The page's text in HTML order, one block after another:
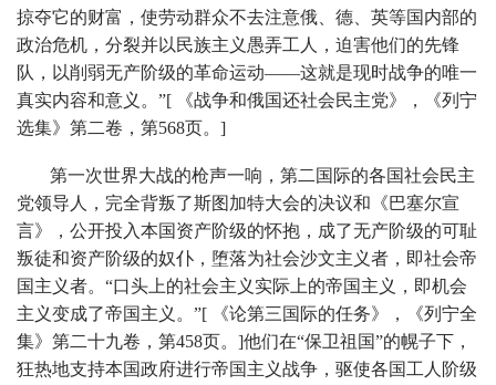
掠夺它的财富，使劳动群众不去注意俄、德、英等国内部的
政治危机，分裂并以民族主义愚弄工人，迫害他们的先锋
队，以削弱无产阶级的革命运动——这就是现时战争的唯一
真实内容和意义。”[ 《战争和俄国还社会民主党》，《列宁
选集》第二卷，第568页。]
第一次世界大战的枪声一响，第二国际的各国社会民主
党领导人，完全背叛了斯图加特大会的决议和《巴塞尔宣
言》，公开投入本国资产阶级的怀抱，成了无产阶级的可耻
叛徒和资产阶级的奴仆，堕落为社会沙文主义者，即社会帝
国主义者。“口头上的社会主义实际上的帝国主义，即机会
主义变成了帝国主义。”[ 《论第三国际的任务》，《列宁全
集》第二十九卷，第458页。]他们在“保卫祖国”的幌子下，
狂热地支持本国政府进行帝国主义战争，驱使各国工人阶级